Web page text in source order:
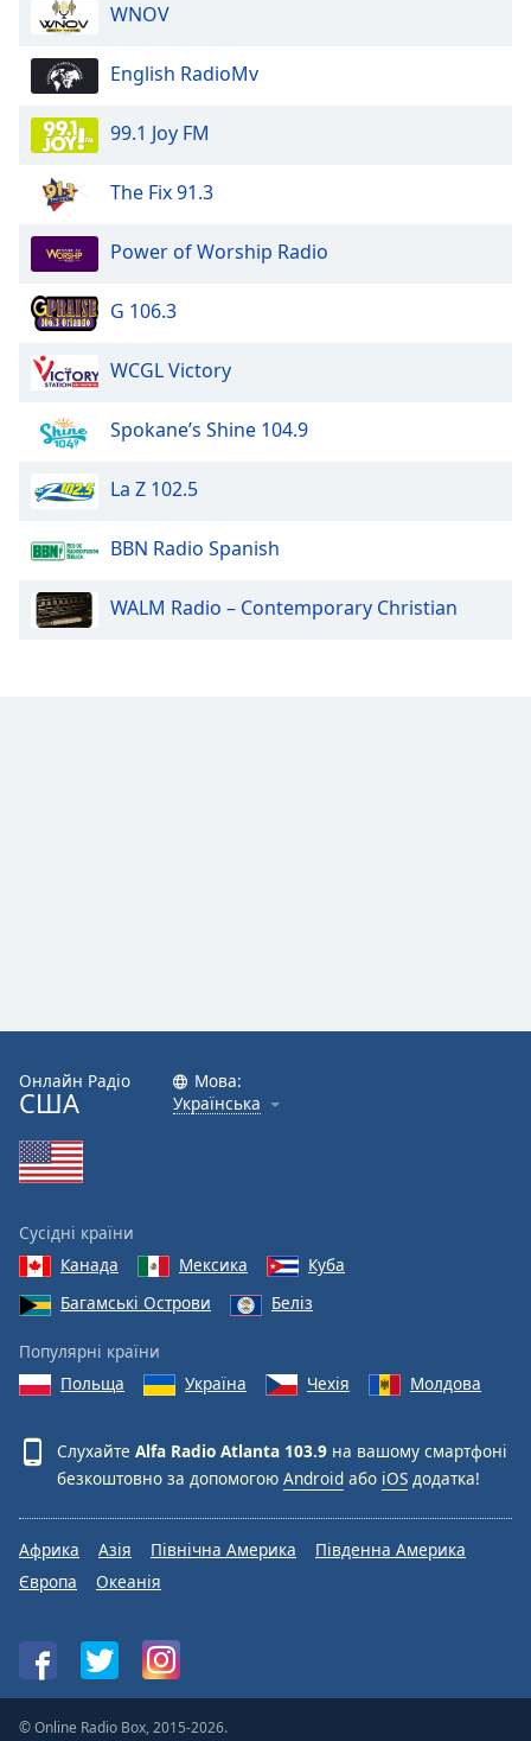
WNOV
English RadioMv
99.1 Joy FM
The Fix 91.3
Power of Worship Radio
G 106.3
WCGL Victory
Spokane’s Shine 104.9
La Z 102.5
BBN Radio Spanish
WALM Radio – Contemporary Christian
Онлайн Радіо
США
Мова:
Українська
Сусідні країни
Канада
Мексика
Куба
Багамські Острови
Беліз
Популярні країни
Польща
Україна Чехія Молдова
Слухайте Alfa Radio Atlanta 103.9 на вашому смартфоні
безкоштовно за допомогою Android або iOS додатка!
Африка Азія Північна Америка
Південна Америка
Європа
Океанія
© Online Radio Box, 2015-2026.